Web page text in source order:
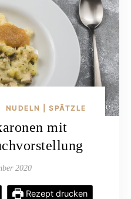
NUDELN | SPÄTZLE
mit
2020
Rezept drucken